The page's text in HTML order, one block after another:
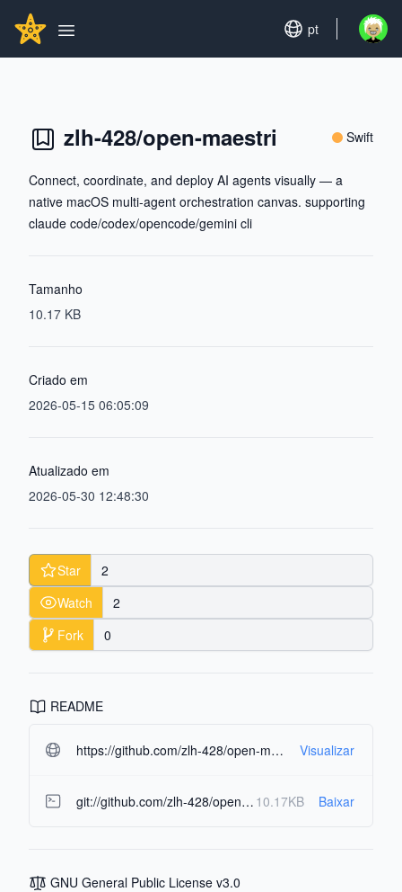
GITHUBSTAR
Open main menu
Set language
pt Open
zlh-428/open-maestri Swift
Connect, coordinate, and deploy AI agents visually — a
native macOS multi-agent orchestration canvas. supporting
claude code/codex/opencode/gemini cli
Tamanho
10.17 KB
Criado em
2026-05-15 06:05:09
Atualizado em
2026-05-30 12:48:30
Star
2
Watch
2
Fork
0
README
https://github.com/zlh-428/open-maestri.git#readme-ov-file Visualizar
git://github.com/zlh-428/open-maestri.git 10.17KB Baixar
GNU General Public License v3.0